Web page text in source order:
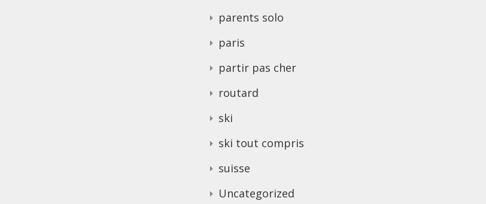
parents solo
paris
partir pas cher
routard
ski
ski tout compris
suisse
Uncategorized